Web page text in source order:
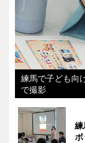
練馬で子ども向
で撮影
ボ